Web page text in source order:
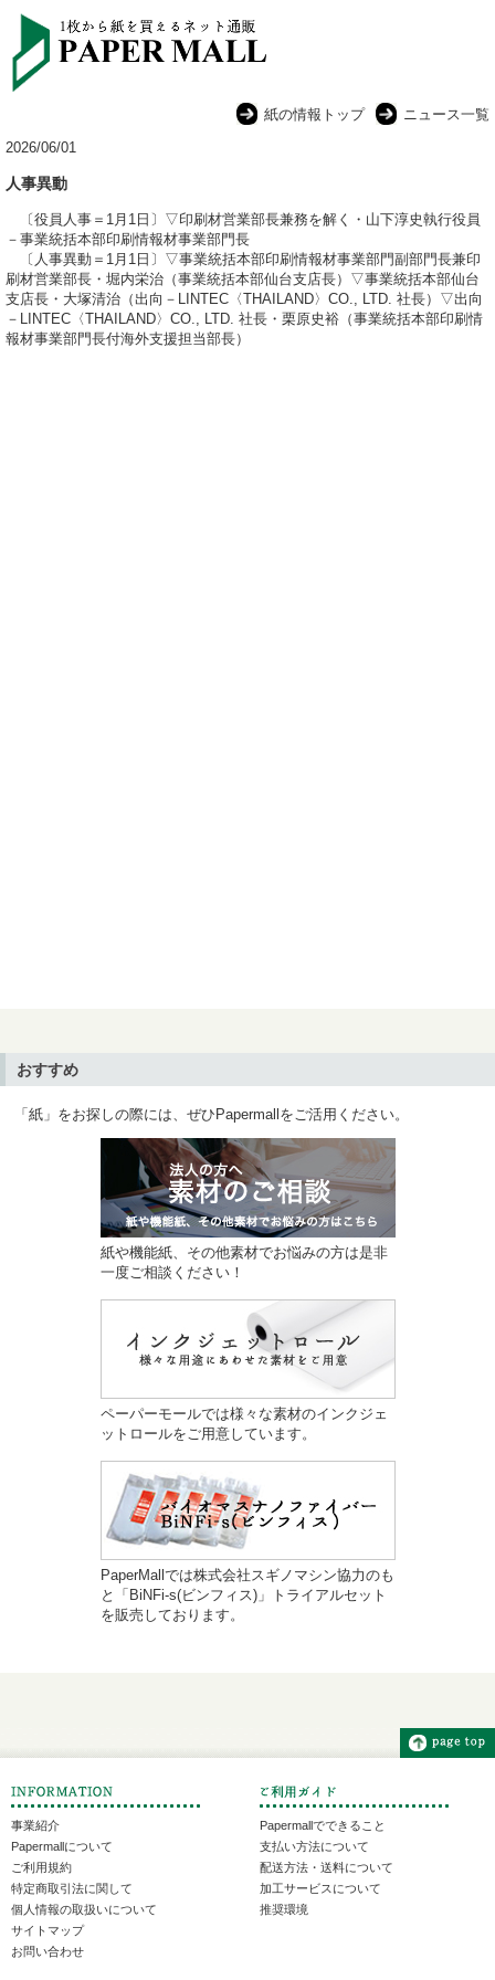
紙の情報トップ
ニュース一覧
2026/06/01
人事異動
〔役員人事＝1月1日〕▽印刷材営業部長兼務を解く・山下淳史執行役員
－事業統括本部印刷情報材事業部門長
〔人事異動＝1月1日〕▽事業統括本部印刷情報材事業部門副部門長兼印
刷材営業部長・堀内栄治（事業統括本部仙台支店長）▽事業統括本部仙台
支店長・大塚清治（出向－LINTEC〈THAILAND〉CO., LTD. 社長）▽出向
－LINTEC〈THAILAND〉CO., LTD. 社長・栗原史裕（事業統括本部印刷情
報材事業部門長付海外支援担当部長）
おすすめ
「紙」をお探しの際には、ぜひPapermallをご活用ください。
紙や機能紙、その他素材でお悩みの方は是非
一度ご相談ください！
ペーパーモールでは様々な素材のインクジェ
ットロールをご用意しています。
PaperMallでは株式会社スギノマシン協力のも
と「BiNFi-s(ビンフィス)」トライアルセット
を販売しております。
事業紹介
Papermallについて
ご利用規約
特定商取引法に関して
個人情報の取扱いについて
サイトマップ
お問い合わせ
Papermallでできること
支払い方法について
配送方法・送料について
加工サービスについて
推奨環境